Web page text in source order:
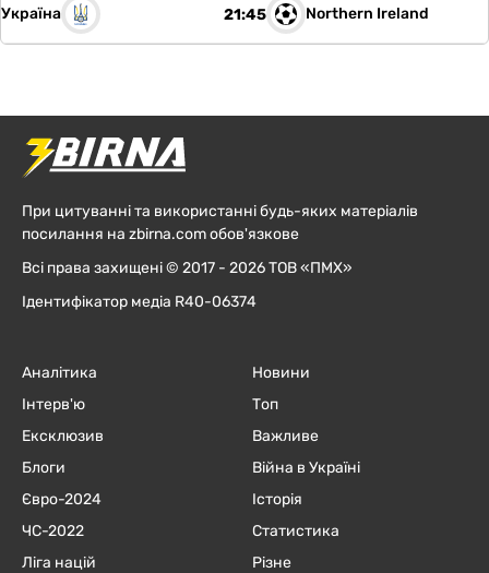
Україна 21:45 Northern Ireland
При цитуванні та використанні будь-яких матеріалів
посилання на zbirna.com обов'язкове
Всі права захищені © 2017 - 2026 ТОВ «ПМХ»
Ідентифікатор медіа R40-06374
Аналітика
Інтерв'ю
Ексклюзив
Блоги
Євро-2024
ЧC-2022
Ліга націй
Новини
Топ
Важливе
Війна в Україні
Історія
Статистика
Різне